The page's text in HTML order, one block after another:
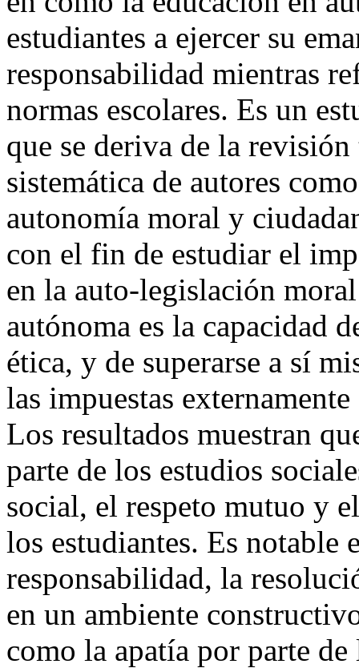
estudiantes a ejercer su
responsabilidad mientras
normas escolares. Es un
que se deriva de la
sistemática de autores
autonomía moral y
con el fin de estudiar el
en la auto-legislación
autónoma es la capacidad
ética, y de superarse a sí
las impuestas
Los resultados muestran
parte de los estudios
social, el respeto mutuo y
los estudiantes. Es notable
responsabilidad, la
en un ambiente
como la apatía por parte